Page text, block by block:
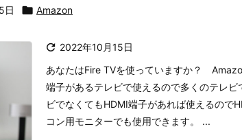
日  Amazon
 2022年10月15日
あなたはFire TVを使っていますか？
端子があるテレビで使えるので多くのテレビ
ビでなくてもHDMI端子があれば使えるので
コン用モニターでも使用できます。 ...